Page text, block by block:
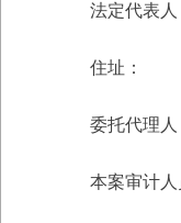
法定代表人
住址：
委托代
本案审计